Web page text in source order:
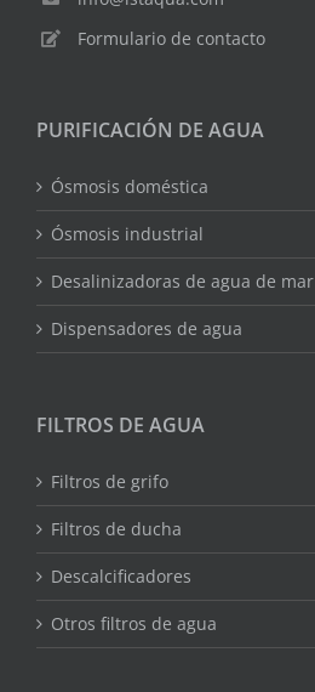
Formulario de contacto
PURIFICACIÓN DE AGUA
Ósmosis doméstica
Ósmosis industrial
Desalinizadoras de agua de mar
Dispensadores de agua
FILTROS DE AGUA
Filtros de grifo
Filtros de ducha
Descalcificadores
Otros filtros de agua